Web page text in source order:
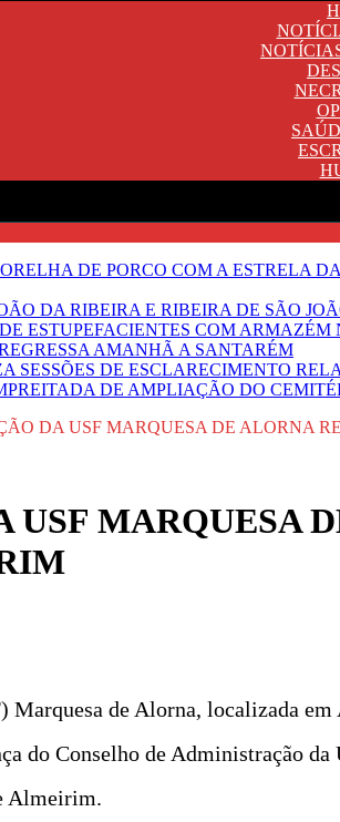
DE PORCO COM A ESTRELA
DA RIBEIRA E RIBEIRA DE SÃO
ESTUPEFACIENTES COM
AMANHÃ A SANTARÉM
SESSÕES DE ESCLARECIMENTO
DE AMPLIAÇÃO DO
DA USF MARQUESA DE ALORNA
USF MARQUESA
Marquesa de Alorna, localizada
do Conselho de Administração
Almeirim.